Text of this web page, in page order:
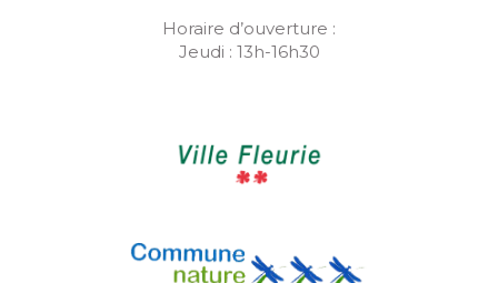
Horaire d’ouverture :
Jeudi : 13h-16h30